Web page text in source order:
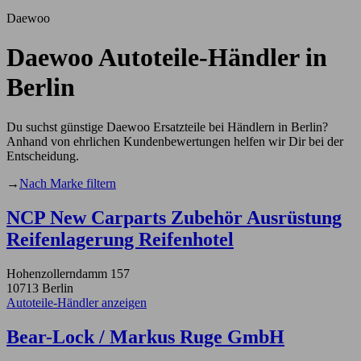
Daewoo
Daewoo Autoteile-Händler in
Berlin
Du suchst günstige Daewoo Ersatzteile bei Händlern in Berlin?
Anhand von ehrlichen Kundenbewertungen helfen wir Dir bei der
Entscheidung.
→Nach Marke filtern
NCP New Carparts Zubehör Ausrüstung
Reifenlagerung Reifenhotel
Hohenzollerndamm 157
10713 Berlin
Autoteile-Händler anzeigen
Bear-Lock / Markus Ruge GmbH